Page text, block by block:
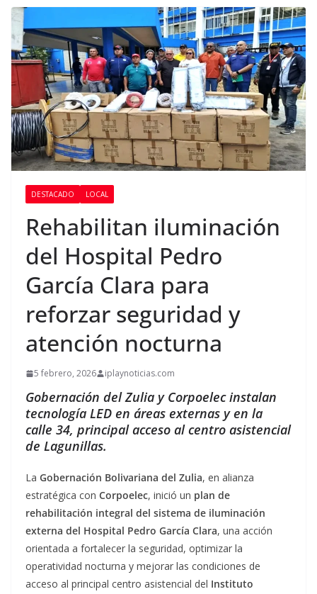
DESTACADO LOCAL
Rehabilitan iluminación
del Hospital Pedro
García Clara para
reforzar seguridad y
atención nocturna
5 febrero, 2026 iplaynoticias.com
Gobernación del Zulia y Corpoelec instalan
tecnología LED en áreas externas y en la
calle 34, principal acceso al centro asistencial
de Lagunillas.
La Gobernación Bolivariana del Zulia, en alianza
estratégica con Corpoelec, inició un plan de
rehabilitación integral del sistema de iluminación
externa del Hospital Pedro García Clara, una acción
orientada a fortalecer la seguridad, optimizar la
operatividad nocturna y mejorar las condiciones de
acceso al principal centro asistencial del Instituto